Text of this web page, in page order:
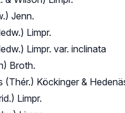
Jenn.
Limpr.
Limpr. var. inclinata
Broth.
(Thér.) Köckinger &
Limpr.